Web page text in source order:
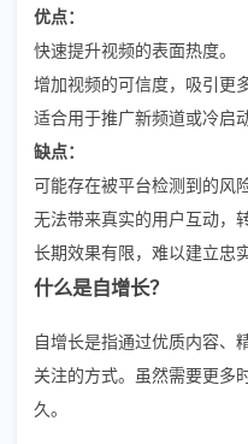
优点：
快速提升视频的表面热度。
增加视频的可信度，吸引更
适合用于推广新频道或冷启
缺点：
可能存在被平台检测到的风
无法带来真实的用户互动，
长期效果有限，难以建立忠
什么是自增长？
自增长是指通过优质内容、
关注的方式。虽然需要更多
久。